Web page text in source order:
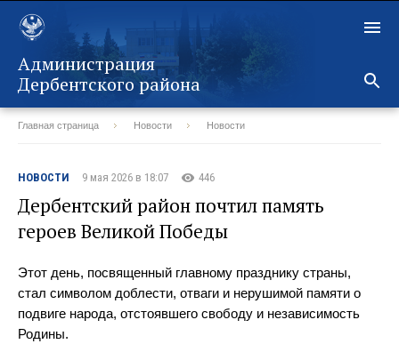
Администрация
Дербентского района
Главная страница Новости Новости
НОВОСТИ 9 мая 2026 в 18:07 446
Дербентский район почтил память
героев Великой Победы
Этот день, посвященный главному празднику страны,
стал символом доблести, отваги и нерушимой памяти о
подвиге народа, отстоявшего свободу и независимость
Родины.